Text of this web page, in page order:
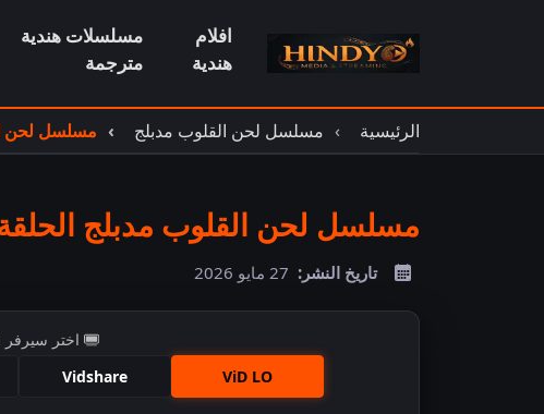
افلام
هندية
مسلسلات هندية
مترجمة
الرئيسية مسلسل لحن القلوب مدبلج مسلسل لحن
مسلسل لحن القلوب مدبلج الحلقة
تاريخ النشر: 27 مايو 2026
اختر سيرفر
ViD LO
Vidshare